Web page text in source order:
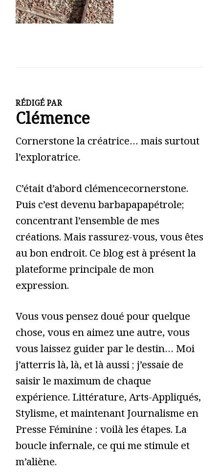
RÉDIGÉ PAR
Clémence
Cornerstone la créatrice… mais surtout
l’exploratrice.
C’était d’abord clémencecornerstone.
Puis c’est devenu barbapapapétrole;
concentrant l’ensemble de mes
créations. Mais rassurez-vous, vous êtes
au bon endroit. Ce blog est à présent la
plateforme principale de mon
expression.
Vous vous pensez doué pour quelque
chose, vous en aimez une autre, vous
vous laissez guider par le destin… Moi
j’atterris là, là, et là aussi ; j’essaie de
saisir le maximum de chaque
expérience. Littérature, Arts-Appliqués,
Stylisme, et maintenant Journalisme en
Presse Féminine : voilà les étapes. La
boucle infernale, ce qui me stimule et
m’aliène.